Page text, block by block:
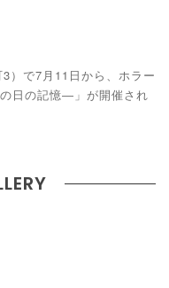
）で7月11日から、ホラー
日の記憶―」が開催され